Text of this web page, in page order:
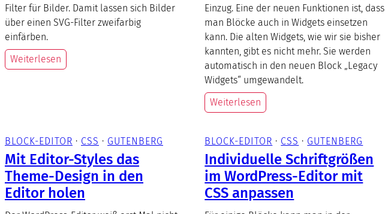
Filter für Bilder. Damit lassen sich Bilder
über einen SVG-Filter zweifarbig
einfärben.
Weiterlesen
Einzug. Eine der neuen Funktionen ist, dass
man Blöcke auch in Widgets einsetzen
kann. Die alten Widgets, wie wir sie bisher
kannten, gibt es nicht mehr. Sie werden
automatisch in den neuen Block „Legacy
Widgets“ umgewandelt.
Weiterlesen
BLOCK-EDITOR · CSS · GUTENBERG
Mit Editor-Styles das
Theme-Design in den
Editor holen
BLOCK-EDITOR · CSS · GUTENBERG
Individuelle Schriftgrößen
im WordPress-Editor mit
CSS anpassen